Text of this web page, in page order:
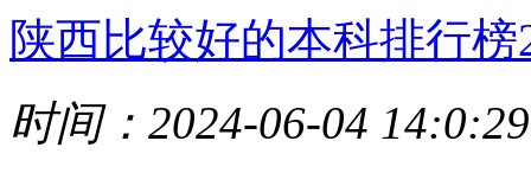
陕西比较好的本科排行榜
时间：2024-06-04 14:0:29